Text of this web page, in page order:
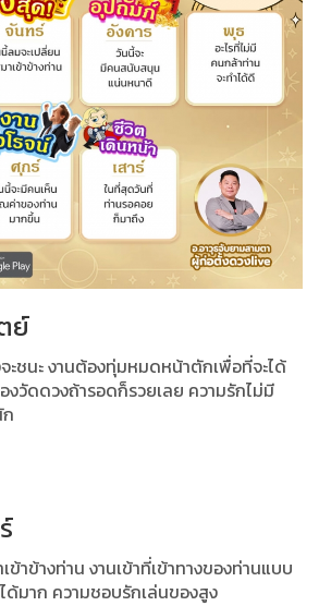
ย์
ะชนะ งานต้องทุ่มหมดหน้าตักเพื่อที่จะได้
งวัดดวงถ้ารอดก็รวยเลย ความรักไม่มี
าข้างท่าน งานเข้าที่เข้าทางของท่านแบบ
ด้มาก ความชอบรักเล่นของสูง